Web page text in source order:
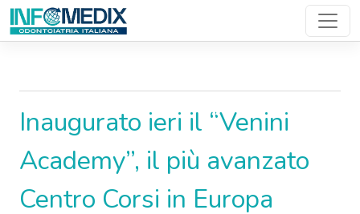
Inaugurato ieri il “Venini
Academy”, il più avanzato
Centro Corsi in Europa